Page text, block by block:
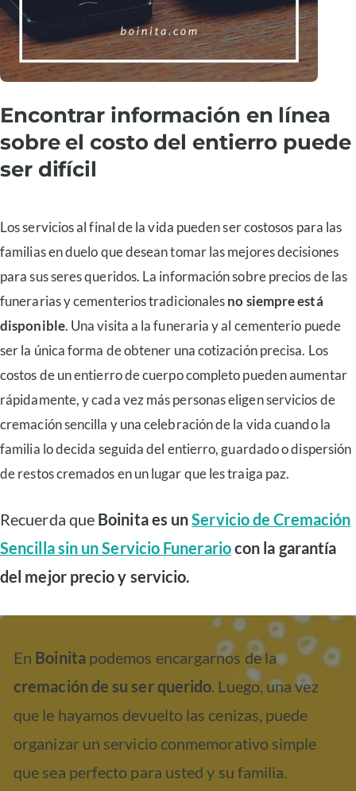
Encontrar información en línea
sobre el costo del entierro puede
ser difícil
Los servicios al final de la vida pueden ser costosos para las
familias en duelo que desean tomar las mejores decisiones
para sus seres queridos. La información sobre precios de las
funerarias y cementerios tradicionalesno siempre está
disponible. Una visita a la funeraria y al cementerio puede
ser la única forma de obtener una cotización precisa. Los
costos de un entierro de cuerpo completo pueden aumentar
rápidamente, y cada vez más personas eligen servicios de
cremación sencilla y una celebración de la vida cuando la
familia lo decida seguida del entierro, guardado o dispersión
de restos cremados en un lugar que les traiga paz.
Recuerda que Boinita es unServicio de Cremación
Sencilla sin un Servicio Funerariocon la garantía
del mejor precio y servicio.
En Boinita podemos encargarnos de la
cremación de su ser querido. Luego, una vez
que le hayamos devuelto las cenizas, puede
organizar un servicio conmemorativo simple
que sea perfecto para usted y su familia.